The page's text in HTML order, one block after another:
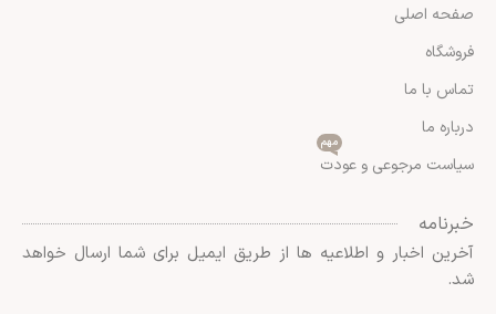
صفحه اصلی
فروشگاه
تماس با ما
درباره ما
سیاست مرجوعی و عودت
مهم
خبرنامه
آخرین اخبار و اطلاعیه ها از طریق ایمیل برای شما ارسال خواهد
شد.